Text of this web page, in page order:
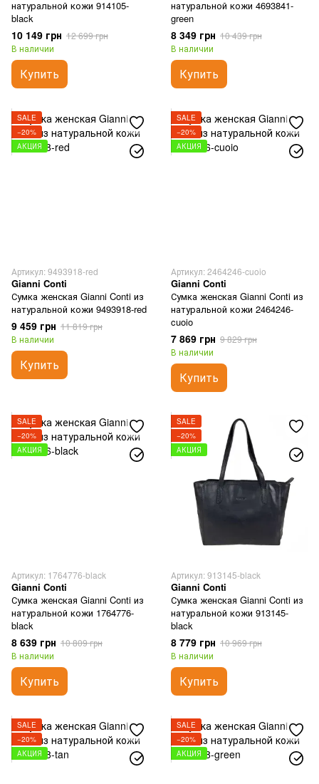
натуральной кожи 914105-
black
10 149 грн 12 699 грн
В наличии
Купить
натуральной кожи 4693841-
green
8 349 грн 10 439 грн
В наличии
Купить
SALE
−20%
АКЦИЯ
Артикул: 9493918-red
Gianni Conti
Сумка женская Gianni Conti из
натуральной кожи 9493918-red
9 459 грн 11 819 грн
В наличии
Купить
SALE
−20%
АКЦИЯ
Артикул: 2464246-cuoio
Gianni Conti
Сумка женская Gianni Conti из
натуральной кожи 2464246-
cuoio
7 869 грн 9 829 грн
В наличии
Купить
SALE
−20%
АКЦИЯ
Артикул: 1764776-black
Gianni Conti
Сумка женская Gianni Conti из
натуральной кожи 1764776-
black
8 639 грн 10 809 грн
В наличии
Купить
SALE
−20%
АКЦИЯ
Артикул: 913145-black
Gianni Conti
Сумка женская Gianni Conti из
натуральной кожи 913145-
black
8 779 грн 10 969 грн
В наличии
Купить
SALE
−20%
АКЦИЯ
SALE
−20%
АКЦИЯ